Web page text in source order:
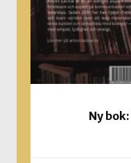
Ny